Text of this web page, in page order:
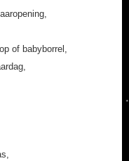
of babyborrel,